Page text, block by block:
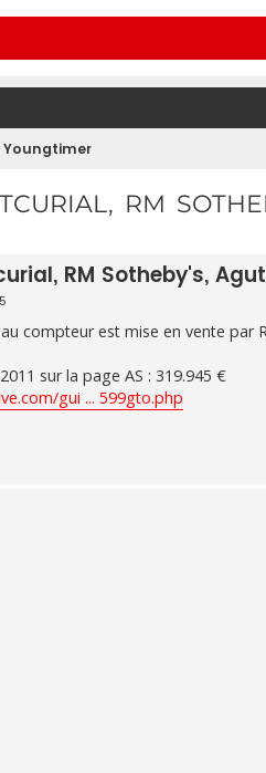
Youngtimer
RM
RM Sotheby's,
compteur est mise en vente par
sur la page AS : 319.945 €
gui ... 599gto.php